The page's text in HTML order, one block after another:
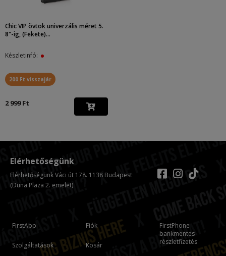
Chic VIP övtok univerzális méret 5.
8"-ig, (Fekete)...
Készletinfó:
200 Ft visszajár
2 999 Ft
FirstApp
Szolgáltatások
Fiók
Kosár
FirstPhone
bankmentes
részletfizetés
Elérhetőségünk
Elérhetőségünk Váci út 178. 1138 Budapest
(Duna Plaza 2. emelet)